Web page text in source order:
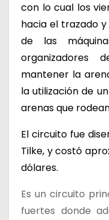
con lo cual los
hacia el trazado
de las
organizadores
mantener la
la utilización de
arenas que
El circuito fue
Tilke, y costó
dólares.
Es un circuito
fuertes donde